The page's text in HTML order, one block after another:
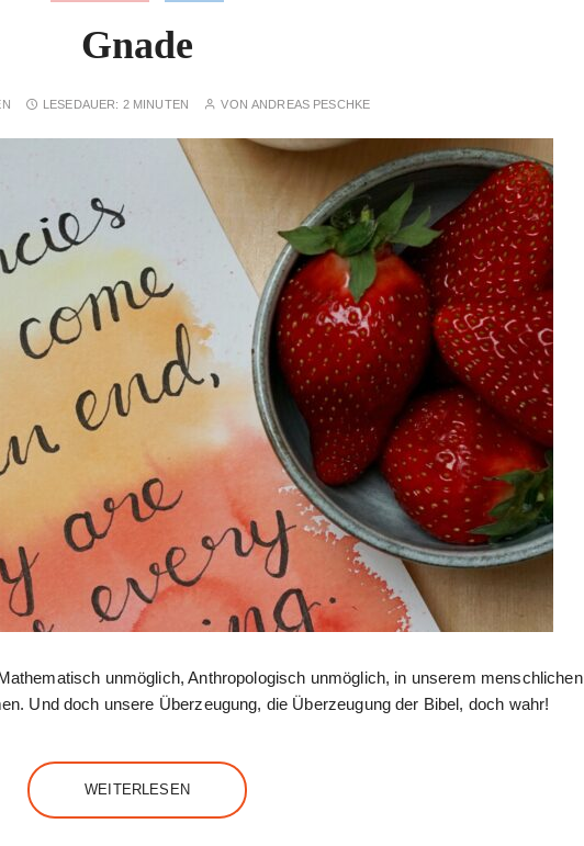
Gnade
LESEDAUER: 2 MINUTEN VON ANDREAS PESCHKE
unmöglich, Anthropologisch unmöglich, in unserem menschlichen
Und doch unsere Überzeugung, die Überzeugung der Bibel, doch wahr!
WEITERLESEN